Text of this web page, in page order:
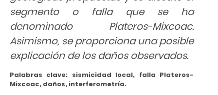
segmento o falla que se ha
denominado Plateros-Mixcoac.
Asimismo, se proporciona una posible
explicación de los daños observados.
Palabras clave: sismicidad local, falla Plateros-
Mixcoac, daños, interferometría.